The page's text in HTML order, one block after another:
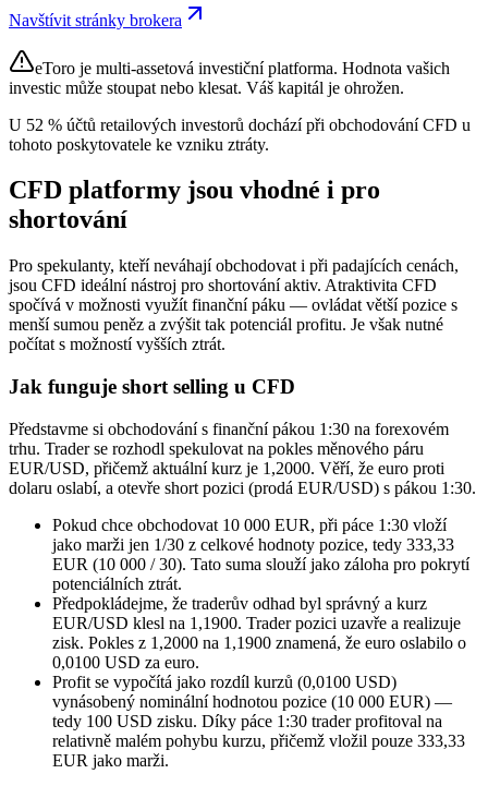
Navštívit stránky brokera
eToro je multi-assetová investiční platforma. Hodnota vašich
investic může stoupat nebo klesat. Váš kapitál je ohrožen.
U 52 % účtů retailových investorů dochází při obchodování CFD u
tohoto poskytovatele ke vzniku ztráty.
CFD platformy jsou vhodné i pro
shortování
Pro spekulanty, kteří neváhají obchodovat i při padajících cenách,
jsou CFD ideální nástroj pro shortování aktiv. Atraktivita CFD
spočívá v možnosti využít finanční páku — ovládat větší pozice s
menší sumou peněz a zvýšit tak potenciál profitu. Je však nutné
počítat s možností vyšších ztrát.
Jak funguje short selling u CFD
Představme si obchodování s finanční pákou 1:30 na forexovém
trhu. Trader se rozhodl spekulovat na pokles měnového páru
EUR/USD, přičemž aktuální kurz je 1,2000. Věří, že euro proti
dolaru oslabí, a otevře short pozici (prodá EUR/USD) s pákou 1:30.
Pokud chce obchodovat 10 000 EUR, při páce 1:30 vloží
jako marži jen 1/30 z celkové hodnoty pozice, tedy 333,33
EUR (10 000 / 30). Tato suma slouží jako záloha pro pokrytí
potenciálních ztrát.
Předpokládejme, že traderův odhad byl správný a kurz
EUR/USD klesl na 1,1900. Trader pozici uzavře a realizuje
zisk. Pokles z 1,2000 na 1,1900 znamená, že euro oslabilo o
0,0100 USD za euro.
Profit se vypočítá jako rozdíl kurzů (0,0100 USD)
vynásobený nominální hodnotou pozice (10 000 EUR) —
tedy 100 USD zisku. Díky páce 1:30 trader profitoval na
relativně malém pohybu kurzu, přičemž vložil pouze 333,33
EUR jako marži.